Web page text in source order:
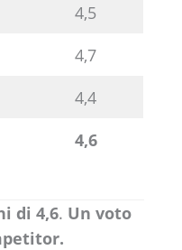
4,5
4,7
4,4
4,6
di 4,6. Un voto